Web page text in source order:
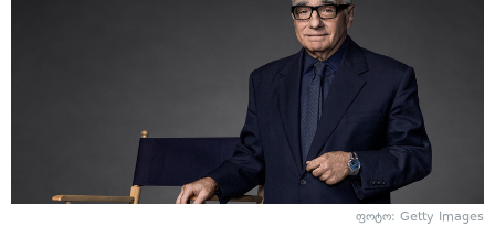
ფოტო: Getty Images